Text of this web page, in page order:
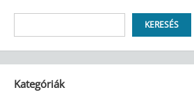
KERESÉS
Kategóriák